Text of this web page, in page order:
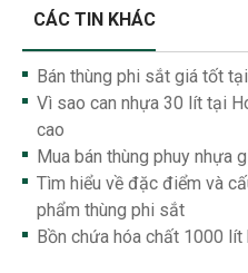
CÁC TIN KHÁC
Bán thùng phi sắt giá tốt
Vì sao can nhựa 30 lít tại
cao
Mua bán thùng phuy nhựa
Tìm hiểu về đặc điểm và
phẩm thùng phi sắt
Bồn chứa hóa chất 1000 lít